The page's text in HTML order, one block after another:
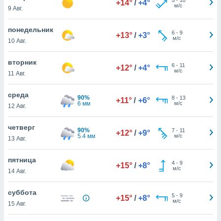
действия
рекламу
нашей
cookie
cookie
в
нашего
9 Авг.
+14° / +4°
м/с
понедельник
10 Авг.
+13° / +3° 6- 9
м/с
вторник
11 Авг.
+12° / +4° 6- 11
м/с
среда
12 Авг.
90%
6 мм
+11° / +6° 8- 13
м/с
четверг
13 Авг.
90%
5.4 мм
+12° / +9° 7- 11
м/с
пятница
14 Авг.
+15° / +8° 4- 9
м/с
суббота
15 Авг.
+15° / +8° 5- 9
м/с